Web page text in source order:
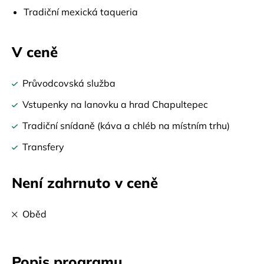
Tradiční mexická taqueria
V ceně
Průvodcovská služba
Vstupenky na lanovku a hrad Chapultepec
Tradiční snídaně (káva a chléb na místním trhu)
Transfery
Není zahrnuto v ceně
Oběd